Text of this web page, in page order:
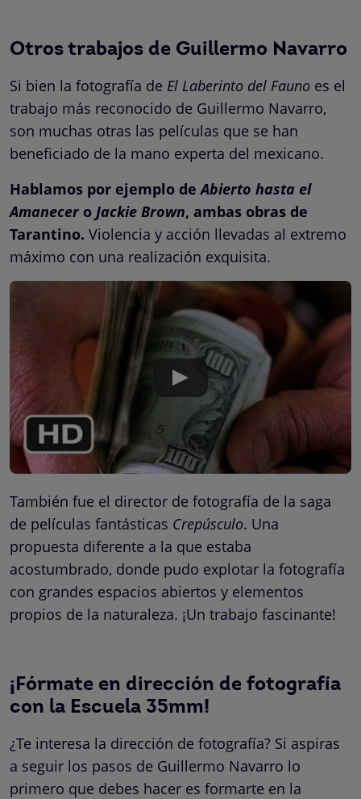
Otros trabajos de Guillermo Navarro
Si bien la fotografía de El Laberinto del Fauno es el
trabajo más reconocido de Guillermo Navarro,
son muchas otras las películas que se han
beneficiado de la mano experta del mexicano.
Hablamos por ejemplo deAbierto hasta el
Amanecer o Jackie Brown, ambas obras de
Tarantino. Violencia y acción llevadas al extremo
máximo con una realización exquisita.
También fue el director de fotografía de la saga
de películas fantásticas Crepúsculo. Una
propuesta diferente a la que estaba
acostumbrado, donde pudo explotar la fotografía
con grandes espacios abiertos y elementos
propios de la naturaleza. ¡Un trabajo fascinante!
¡Fórmate en dirección de fotografía
con la Escuela 35mm!
¿Te interesa la dirección de fotografía? Si aspiras
a seguir los pasos de Guillermo Navarro lo
primero que debes hacer es formarte en la